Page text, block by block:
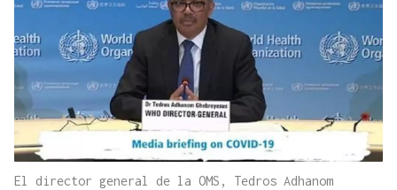
El director general de la OMS, Tedros Adhanom